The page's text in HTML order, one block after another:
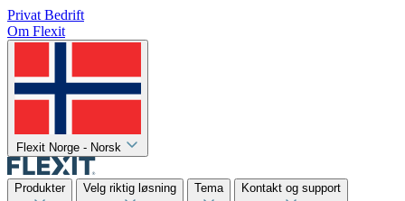
Privat Bedrift
Om Flexit
Flexit Norge - Norsk
Produkter Velg riktig løsning Tema Kontakt og support